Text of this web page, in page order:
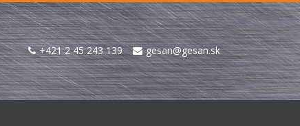
+421 2 45 243 139 gesan@gesan.sk